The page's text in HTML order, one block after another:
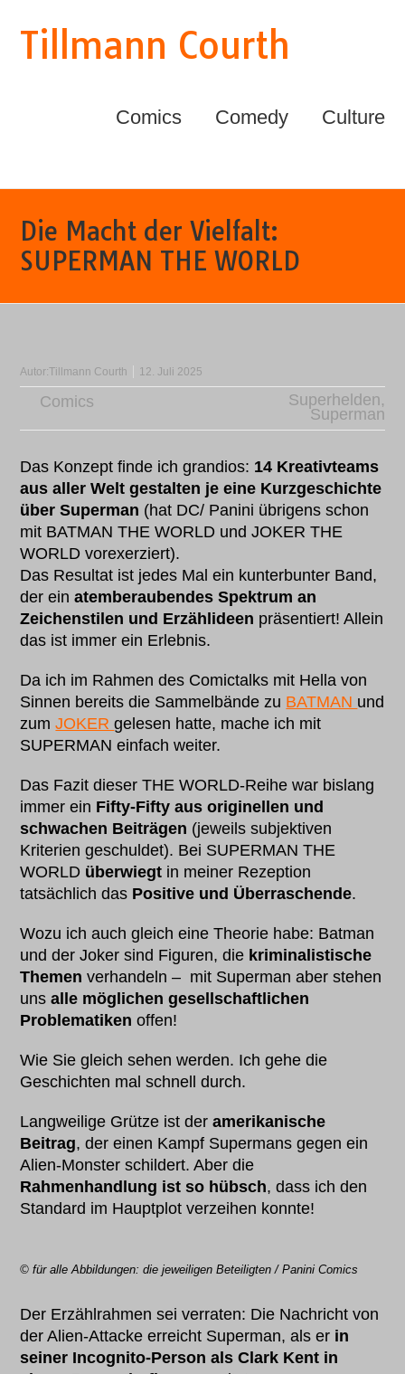
Tillmann Courth
Comics Comedy Culture
Die Macht der Vielfalt:
SUPERMAN THE WORLD
Autor:Tillmann Courth 12. Juli 2025
Comics Superhelden,
Superman
Das Konzept finde ich grandios: 14 Kreativteams
aus aller Welt gestalten je eine Kurzgeschichte
über Superman (hat DC/ Panini übrigens schon
mit BATMAN THE WORLD und JOKER THE
WORLD vorexerziert).
Das Resultat ist jedes Mal ein kunterbunter Band,
der einatemberaubendes Spektrum an
Zeichenstilen und Erzählideen präsentiert! Allein
das ist immer ein Erlebnis.
Da ich im Rahmen des Comictalks mit Hella von
Sinnen bereits die Sammelbände zu BATMAN und
zumJOKERgelesen hatte, mache ich mit
SUPERMAN einfach weiter.
Das Fazit dieser THE WORLD-Reihe war bislang
immer ein Fifty-Fifty aus originellen und
schwachen Beiträgen (jeweils subjektiven
Kriterien geschuldet). Bei SUPERMAN THE
WORLD überwiegt in meiner Rezeption
tatsächlich das Positive und Überraschende.
Wozu ich auch gleich eine Theorie habe: Batman
und der Joker sind Figuren, die kriminalistische
Themen verhandeln – mit Superman aber stehen
unsalle möglichen gesellschaftlichen
Problematikenoffen!
Wie Sie gleich sehen werden. Ich gehe die
Geschichten mal schnell durch.
Langweilige Grütze ist deramerikanische
Beitrag, der einen Kampf Supermans gegen ein
Alien-Monster schildert. Aber die
Rahmenhandlung ist so hübsch, dass ich den
Standard im Hauptplot verzeihen konnte!
© für alle Abbildungen: die jeweiligen Beteiligten / Panini Comics
Der Erzählrahmen sei verraten: Die Nachricht von
der Alien-Attacke erreicht Superman, als er in
seiner Incognito-Person als Clark Kent in